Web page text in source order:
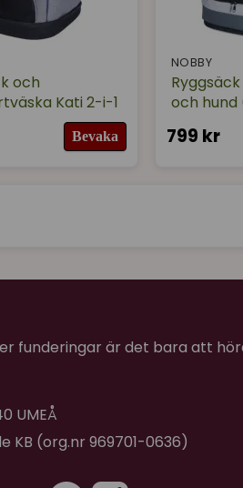
och
Kati 2-i-1
Bevaka
NOBBY
och hund
799 kr
funderingar är det bara att
UMEÅ
KB (org.nr 969701-0636)